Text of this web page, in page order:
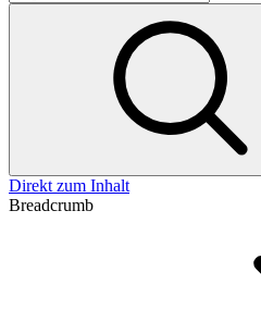
Direkt zum Inhalt
Breadcrumb